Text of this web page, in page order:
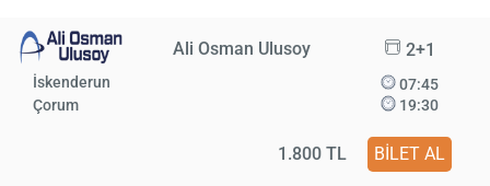
Ali Osman Ulusoy 2+1
İskenderun
Çorum
07:45
19:30
1.800 TL BİLET AL